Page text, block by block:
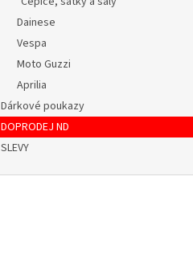
Dainese
Vespa
Moto Guzzi
Aprilia
Dárkové poukazy
DOPRODEJ ND
SLEVY